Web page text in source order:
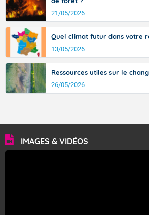
21/05/2026
Quel climat futur dans votre
13/05/2026
Ressources utiles sur le
26/05/2026
IMAGES & VIDÉOS